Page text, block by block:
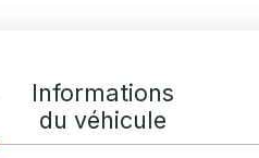
Informations
du véhicule